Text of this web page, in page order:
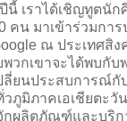
ปีนี้ เราได้เชิญทูตนัก
คน มาเข้าร่วมการ
ณ ประเทศสิง
พวกเขาจะได้พบกับ
ลี่ยนประสบการณ์กั
ภูมิภาคเอเชียตะวั
กผลิตภัณฑ์และบริก